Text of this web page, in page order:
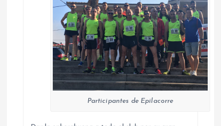
Participantes de Epilacorre